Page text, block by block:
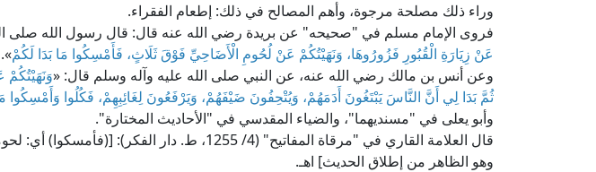
وراء ذلك مصلحة مرجوة، وأهم المصالح في ذلك: إطعام الفقراء.
فروى الإمام مسلم في "صحيحه" عن بريدة رضي الله عنه قال: قال رسول الله صلى
عَنْ زِيَارَةِ الْقُبُورِ فَزُورُوهَا، وَنَهَيْتُكُمْ عَنْ لُحُومِ الْأَضَاحِيِّ فَوْقَ ثَلَاثٍ، فَأَمْسِكُوا مَا بَدَا لَكُمْ».
وعن أنس بن مالك رضي الله عنه، عن النبي صلى الله عليه وآله وسلم قال: «
ثُمَّ بَدَا لِي أَنَّ النَّاسَ يَبْتَغُونَ أَدَمَهُمْ، وَيُتْحِفُونَ ضَيْفَهُمْ، وَيَرْفَعُونَ لِغَائِبِهِمْ، فَكُلُوا وَأَمْسِكُوا
وأبو يعلى في "مسنديهما"، والضياء المقدسي في "الأحاديث المختارة".
قال العلامة القاري في "مرقاة المفاتيح" (4/ 1255، ط. دار
وهو الظاهر من إطلاق الحديث] اهـ.